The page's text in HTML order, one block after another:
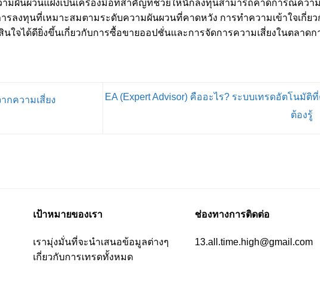
วามผันผวนแฝงเป็นเครื่องมือที่สำคัญที่ช่วยให้นักลงทุนสามารถคาดการณ์ความ
รลงทุนที่เหมาะสมตามระดับความผันผวนที่คาดหวัง การทำความเข้าใจเกี่ยว
นใจได้ดียิ่งขึ้นเกี่ยวกับการซื้อขายออปชั่นและการจัดการความเสี่ยงในตลาดก
กความเสี่ยง
EA (Expert Advisor) คืออะไร? ระบบเทรดอัตโนมัติ
ต้องรู้
เป้าหมายของเรา
เรามุ่งมั่นที่จะนำเสนอข้อมูลต่างๆ
เกี่ยวกับการเทรดทั้งหมด
ช่องทางการติดต่อ
13.all.time.high@gmail.com